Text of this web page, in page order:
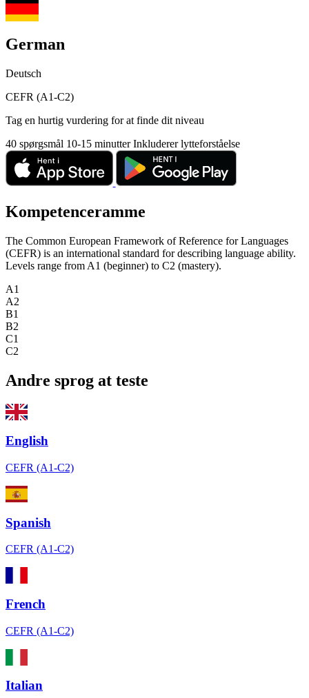
German
Deutsch
CEFR (A1-C2)
Tag en hurtig vurdering for at finde dit niveau
40 spørgsmål 10-15 minutterInkluderer lytteforståelse
Kompetenceramme
The Common European Framework of Reference for Languages
(CEFR) is an international standard for describing language ability.
Levels range from A1 (beginner) to C2 (mastery).
A1
A2
B1
B2
C1
C2
Andre sprog at teste
English
CEFR (A1-C2)
Spanish
CEFR (A1-C2)
French
CEFR (A1-C2)
Italian